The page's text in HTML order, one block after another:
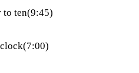
ten(9:45)